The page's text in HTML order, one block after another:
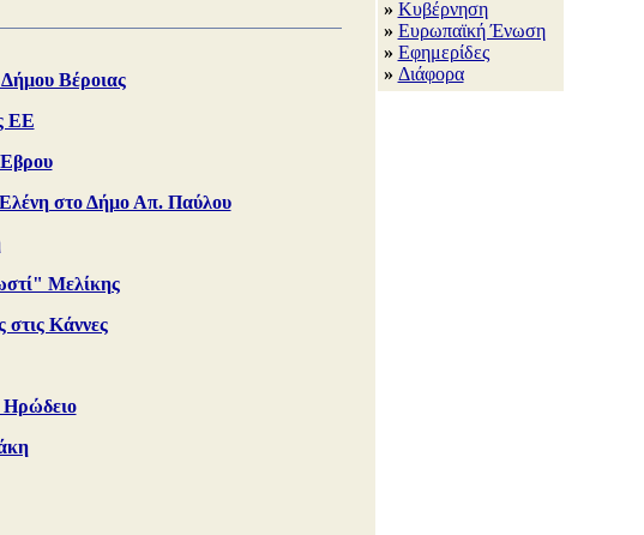
Βέροιας
ΕΕ
Ελένη στο Δήμο Απ. Παύλου
Μελίκης
στις Κάννες
Ηρώδειο
» Κυβέρνηση
» Ευρωπαϊκή Ένωση
» Εφημερίδες
» Διάφορα